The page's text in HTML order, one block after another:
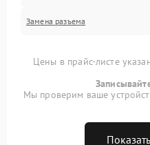
Замена разъема
Цены в прайс-листе
Мы проверим ваше